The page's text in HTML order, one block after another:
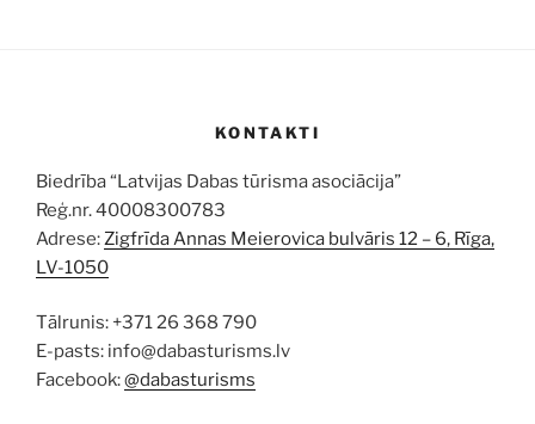
KONTAKTI
Biedrība “Latvijas Dabas tūrisma asociācija”
Reģ.nr. 40008300783
Adrese:Zigfrīda Annas Meierovica bulvāris 12 – 6, Rīga,
LV-1050
Tālrunis: +371 26 368 790
E-pasts: info@dabasturisms.lv
Facebook:@dabasturisms